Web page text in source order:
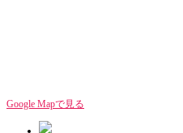
Google Mapで見る